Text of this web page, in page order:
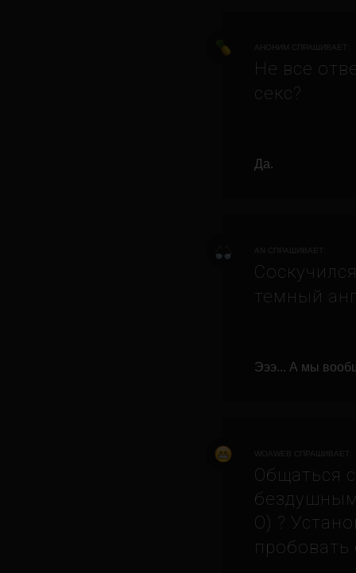
АНОНИМ СПРАШИВАЕТ:
Не все
секс?
Да.
AN СПРАШИВАЕТ:
темный
Эээ... А мы
WOAWEB СПРАШИВАЕТ:
Общаться
О) ?